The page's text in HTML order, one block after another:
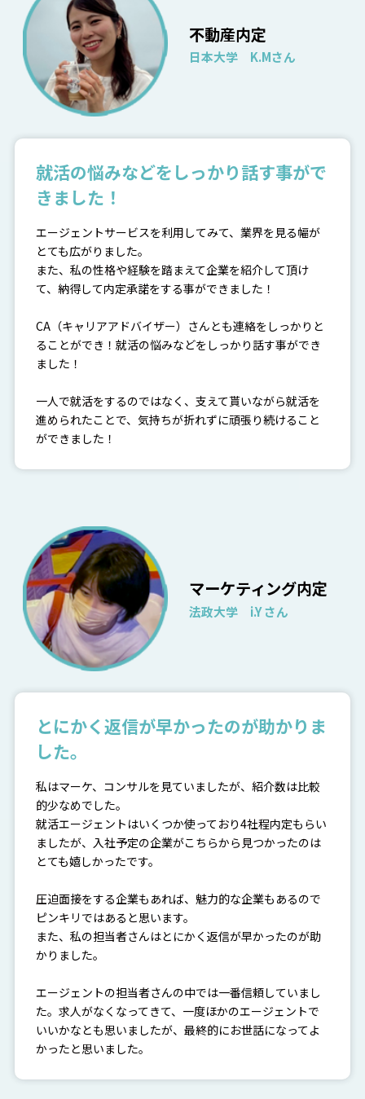
不動産内定
日本大学 K.Mさん
就活の悩みなどをしっかり話す事がで
きました！
エージェントサービスを利用してみて、業界を見る幅が
とても広がりました。
また、私の性格や経験を踏まえて企業を紹介して頂け
て、納得して内定承諾をする事ができました！
CA（キャリアアドバイザー）さんとも連絡をしっかりと
ることができ！就活の悩みなどをしっかり話す事ができ
ました！
一人で就活をするのではなく、支えて貰いながら就活を
進められたことで、気持ちが折れずに頑張り続けること
ができました！
マーケティング内定
法政大学 i.Y さん
とにかく返信が早かったのが助かりま
した。
私はマーケ、コンサルを見ていましたが、紹介数は比較
的少なめでした。
就活エージェントはいくつか使っており4社程内定もらい
ましたが、入社予定の企業がこちらから見つかったのは
とても嬉しかったです。
圧迫面接をする企業もあれば、魅力的な企業もあるので
ピンキリではあると思います。
また、私の担当者さんはとにかく返信が早かったのが助
かりました。
エージェントの担当者さんの中では一番信頼していまし
た。求人がなくなってきて、一度ほかのエージェントで
いいかなとも思いましたが、最終的にお世話になってよ
かったと思いました。